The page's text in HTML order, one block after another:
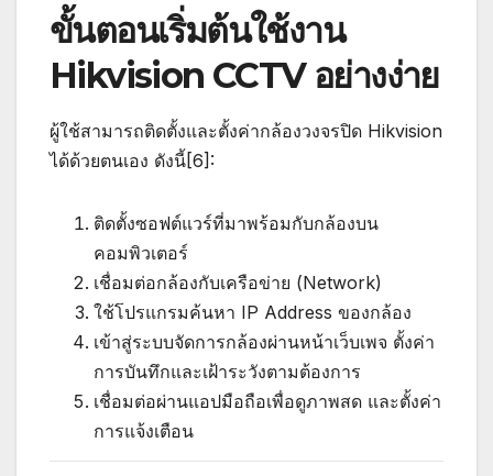
ขั้นตอนเริ่มต้นใช้งาน
Hikvision CCTV อย่างง่าย
ผู้ใช้สามารถติดตั้งและตั้งค่ากล้องวงจรปิด Hikvision
ได้ด้วยตนเอง ดังนี้[6]:
ติดตั้งซอฟต์แวร์ที่มาพร้อมกับกล้องบน
คอมพิวเตอร์
เชื่อมต่อกล้องกับเครือข่าย (Network)
ใช้โปรแกรมค้นหา IP Address ของกล้อง
เข้าสู่ระบบจัดการกล้องผ่านหน้าเว็บเพจ ตั้งค่า
การบันทึกและเฝ้าระวังตามต้องการ
เชื่อมต่อผ่านแอปมือถือเพื่อดูภาพสด และตั้งค่า
การแจ้งเตือน